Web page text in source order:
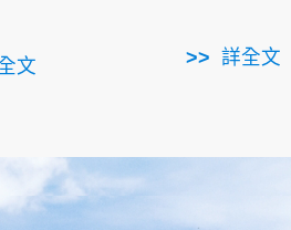
文 詳全文